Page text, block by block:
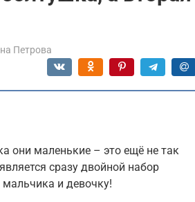
Петрова
они маленькие – это ещё не так
сразу двойной набор
и девочку!